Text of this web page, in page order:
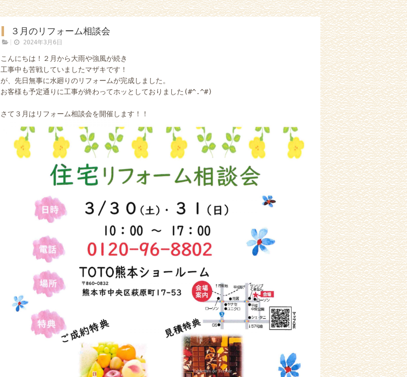
３月のリフォーム相談会
2024年3月6日
こんにちは！２月から大雨や強風が続き
工事中も苦戦していましたマザキです！
が、先日無事に水廻りのリフォームが完成しました。
お客様も予定通りに工事が終わってホッとしておりました(#^.^#)
さて３月はリフォーム相談会を開催します！！